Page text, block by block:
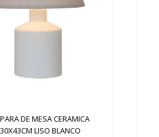
DE MESA CERAMICA
LISO BLANCO